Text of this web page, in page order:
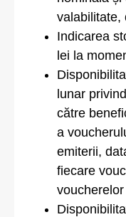
valabilitate,
Indicarea
lei la
lunar
către
a
emiterii,
fiecare